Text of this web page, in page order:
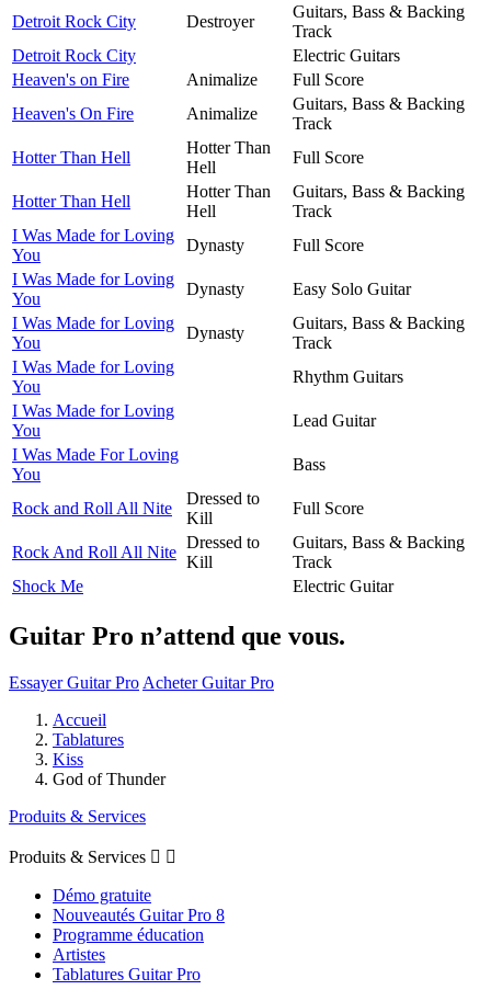
Detroit Rock City
Destroyer
Guitars, Bass & Backing
Track
Detroit Rock City
Electric Guitars
Heaven's on Fire
Animalize
Full Score
Heaven's On Fire
Animalize
Guitars, Bass & Backing
Track
Hotter Than Hell
Hotter Than
Hell
Full Score
Hotter Than Hell
Hotter Than
Hell
Guitars, Bass & Backing
Track
I Was Made for Loving
You
Dynasty
Full Score
I Was Made for Loving
You
Dynasty
Easy Solo Guitar
I Was Made for Loving
You
Dynasty
Guitars, Bass & Backing
Track
I Was Made for Loving
You
Rhythm Guitars
I Was Made for Loving
You
Lead Guitar
I Was Made For Loving
You
Bass
Rock and Roll All Nite
Dressed to
Kill
Full Score
Rock And Roll All Nite
Dressed to
Kill
Guitars, Bass & Backing
Track
Shock Me
Electric Guitar
Guitar Pro n’attend que vous.
Essayer Guitar Pro Acheter Guitar Pro
Accueil
Tablatures
Kiss
God of Thunder
Produits & Services
Produits & Services  
Démo gratuite
Nouveautés Guitar Pro 8
Programme éducation
Artistes
Tablatures Guitar Pro